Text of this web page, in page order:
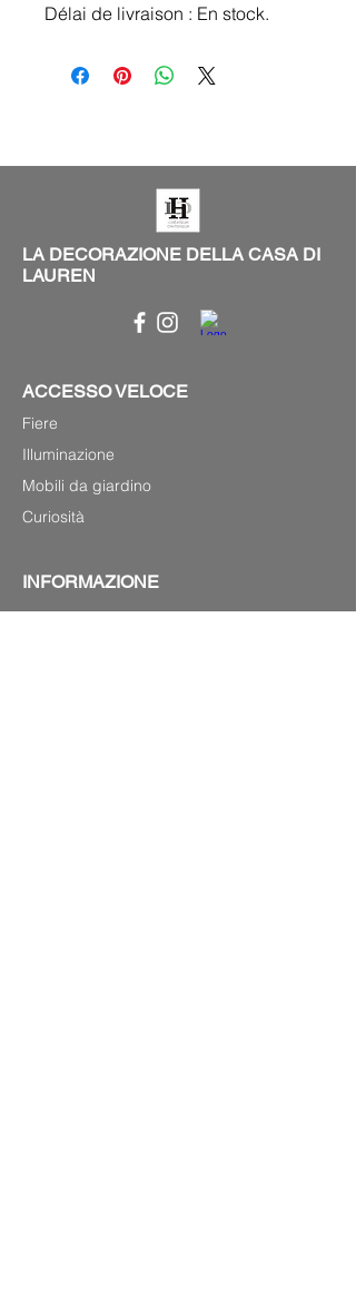
Délai de livraison : En stock.
LA DECORAZIONE DELLA CASA DI
LAUREN
ACCESSO VELOCE
Fiere
Illuminazione
Mobili da giardino
Curiosità
INFORMAZIONE
P.0033(0)679220348